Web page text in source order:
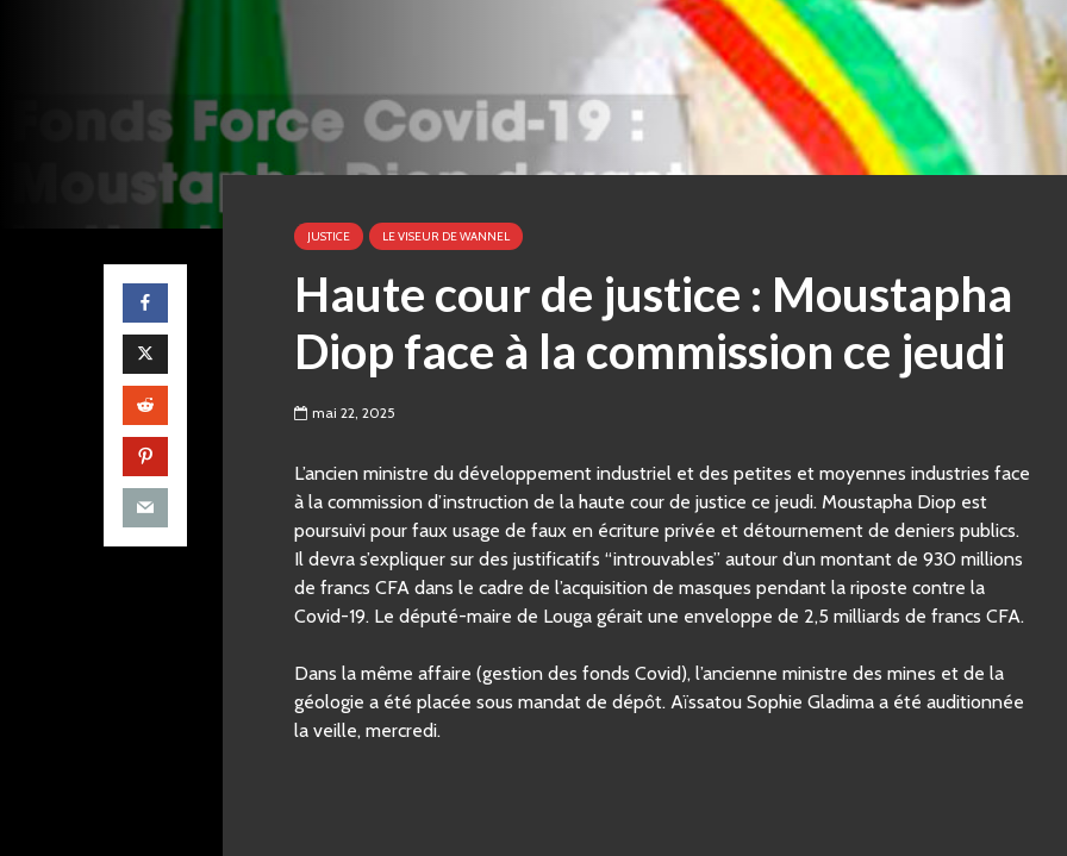
JUSTICE LE VISEUR DE WANNEL
Haute cour de justice : Moustapha
Diop face à la commission ce jeudi
mai 22, 2025
L’ancien ministre du développement industriel et des petites et moyennes industries face
à la commission d’instruction de la haute cour de justice ce jeudi. Moustapha Diop est
poursuivi pour faux usage de faux en écriture privée et détournement de deniers publics.
Il devra s’expliquer sur des justificatifs “introuvables” autour d’un montant de 930 millions
de francs CFA dans le cadre de l’acquisition de masques pendant la riposte contre la
Covid-19. Le député-maire de Louga gérait une enveloppe de 2,5 milliards de francs CFA.
Dans la même affaire (gestion des fonds Covid), l’ancienne ministre des mines et de la
géologie a été placée sous mandat de dépôt. Aïssatou Sophie Gladima a été auditionnée
la veille, mercredi.